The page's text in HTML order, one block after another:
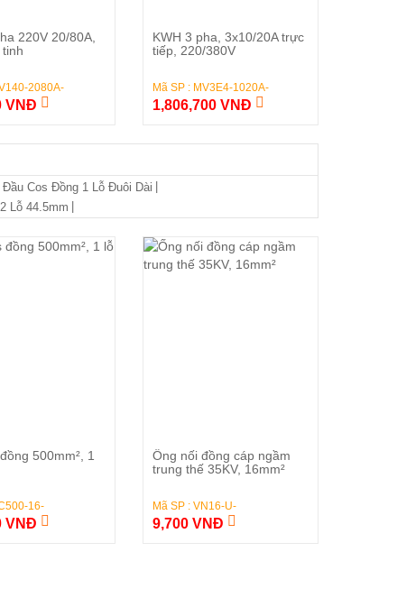
Đặt Hàng
220V 20/80A,
2080A-
VNĐ
Đặt Hàng
KWH 3 pha, 3x10/20A trực
tiếp, 220/380V
Mã SP : MV3E4-1020A-
1,806,700 VNĐ
Đầu Cos Đồng 1 Lỗ Đuôi Dài
Lỗ 44.5mm
Đặt Hàng
500mm², 1
16-
VNĐ
Đặt Hàng
Ống nối đồng cáp ngầm
trung thế 35KV, 16mm²
Mã SP : VN16-U-
9,700 VNĐ